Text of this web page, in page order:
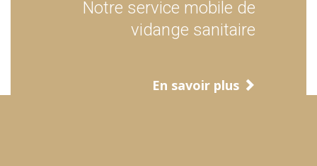
Notre service mobile de
vidange sanitaire
En savoir plus